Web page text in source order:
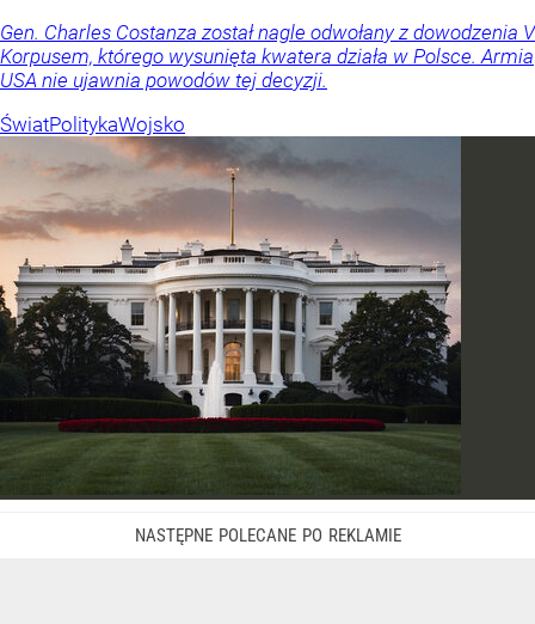
Gen. Charles Costanza został nagle odwołany z dowodzenia V
Korpusem, którego wysunięta kwatera działa w Polsce. Armia
USA nie ujawnia powodów tej decyzji.
ŚwiatPolitykaWojsko